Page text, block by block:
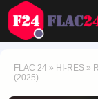
FLAC 24 » HI-RES »
(2025)